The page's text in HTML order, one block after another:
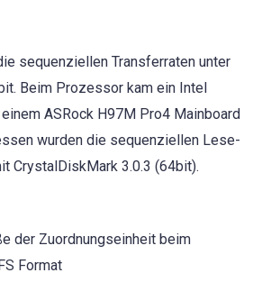
sequenziellen Transferraten unter
Beim Prozessor kam ein Intel
ASRock H97M Pro4 Mainboard
wurden die sequenziellen Lese-
CrystalDiskMark 3.0.3 (64bit).
der Zuordnungseinheit beim
Format